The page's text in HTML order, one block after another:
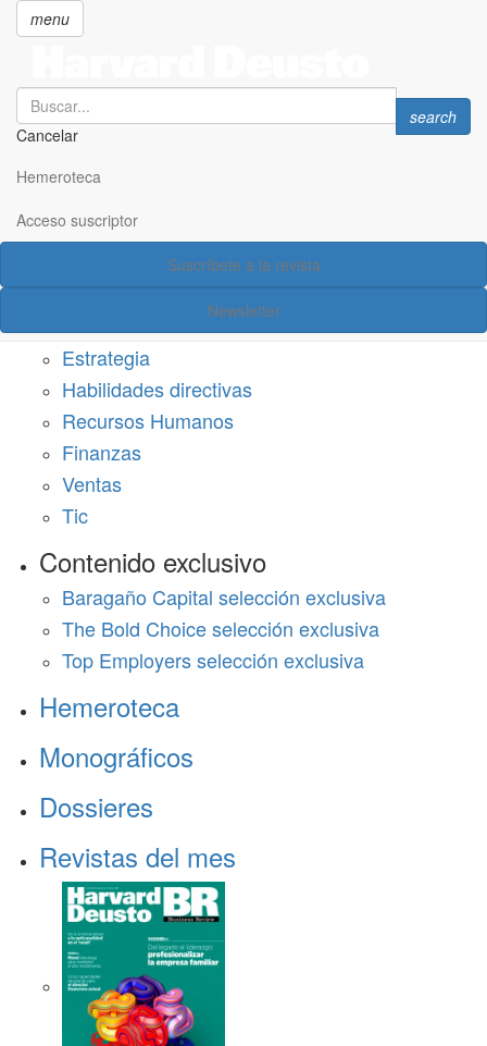
principal
menu
Search
Cancelar
Search
search
Hemeroteca
Acceso suscriptor
Suscríbete a la revista
Newsletter
Acceso suscriptor
Estrategia
Habilidades directivas
Recursos Humanos
Finanzas
Ventas
Tic
Contenido exclusivo
Baragaño Capital selección exclusiva
The Bold Choice selección exclusiva
Top Employers selección exclusiva
Hemeroteca
Monográficos
Dossieres
Revistas del mes